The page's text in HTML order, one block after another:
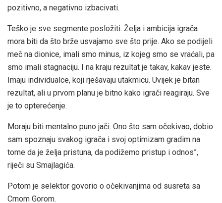
pozitivno, a negativno izbacivati.
Teško je sve segmente posložiti. Želja i ambicija igrača
mora biti da što brže usvajamo sve što prije. Ako se podijeli
meč na dionice, imali smo minus, iz kojeg smo se vraćali, pa
smo imali stagnaciju. I na kraju rezultat je takav, kakav jeste.
Imaju individualce, koji rješavaju utakmicu. Uvijek je bitan
rezultat, ali u prvom planu je bitno kako igrači reagiraju. Sve
je to opterećenje.
Moraju biti mentalno puno jači. Ono što sam očekivao, dobio
sam spoznaju svakog igrača i svoj optimizam gradim na
tome da je želja pristuna, da podižemo pristup i odnos”,
riječi su Smajlagića.
Potom je selektor govorio o očekivanjima od susreta sa
Crnom Gorom.